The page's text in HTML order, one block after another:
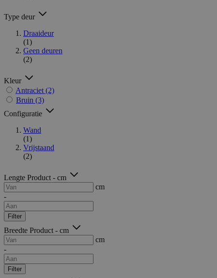
Type deur
Draaideur
(1)
Geen deuren
(2)
Kleur
Antraciet (2)
Bruin (3)
Configuratie
Wand
(1)
Vrijstaand
(2)
Lengte Product - cm
cm
-
Filter
Breedte Product - cm
cm
-
Filter